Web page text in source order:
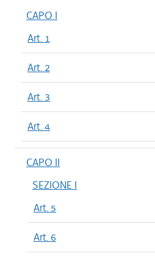
CAPO I
Art. 1
Art. 2
Art. 3
Art. 4
CAPO II
SEZIONE I
Art. 5
Art. 6